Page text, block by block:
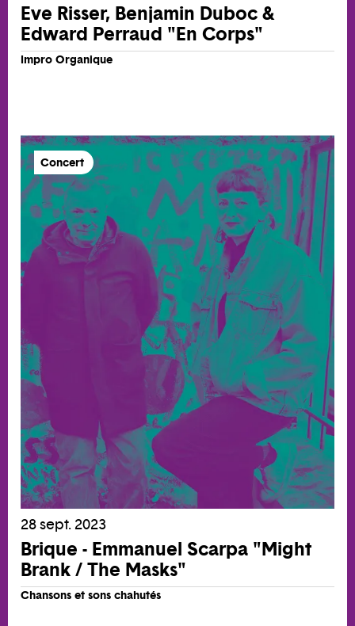
Eve Risser, Benjamin Duboc &
Edward Perraud "En Corps"
Impro Organique
Concert
28 sept. 2023
Brique - Emmanuel Scarpa "Might
Brank / The Masks"
Chansons et sons chahutés